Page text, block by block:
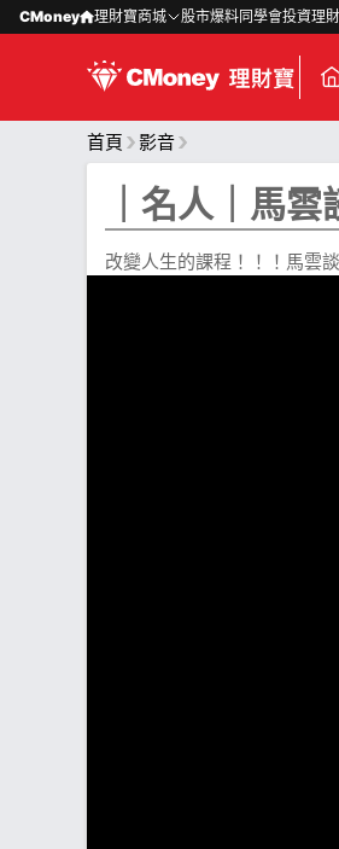
CMoney 理財寶商城 股市爆料同學會投資理財
首頁 影音
｜名人｜馬
改變人生的課程！！！馬雲